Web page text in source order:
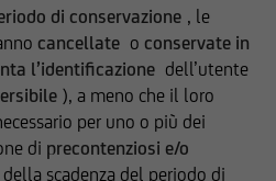
di conservazione , le
cancellate o conservate in
l’identificazione dell’utente
), a meno che il loro
per uno o più dei
di precontenziosi e/o
scadenza del periodo di
modifiche, né ai sensi
in altri Paesi in cui la
e l'offerta degli
è consentita in assenza
da parte delle
locali ovvero sia in
norme e regolamenti